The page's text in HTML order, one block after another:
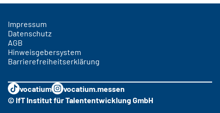
Impressum
Datenschutz
AGB
Hinweisgebersystem
Barrierefreiheitserklärung
vocatium
vocatium.messen
© IfT Institut für Talententwicklung GmbH